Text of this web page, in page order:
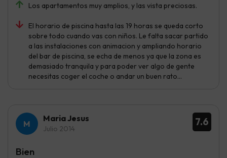
Los apartamentos muy amplios, y las vista preciosas.
El horario de piscina hasta las 19 horas se queda corto
sobre todo cuando vas con niños. Le falta sacar partido
a las instalaciones con animacion y ampliando horario
del bar de piscina, se echa de menos ya que la zona es
demasiado tranquila y para poder ver algo de gente
necesitas coger el coche o andar un buen rato...
7.6
Maria Jesus
Julio 2014
Bien